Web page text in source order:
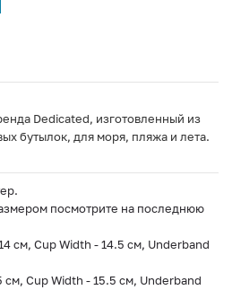
Dedicated, изготовленный из
бутылок, для моря, пляжа и лета.
посмотрите на последнюю
см, Cup Width - 14.5 см, Underband
см, Cup Width - 15.5 см, Underband